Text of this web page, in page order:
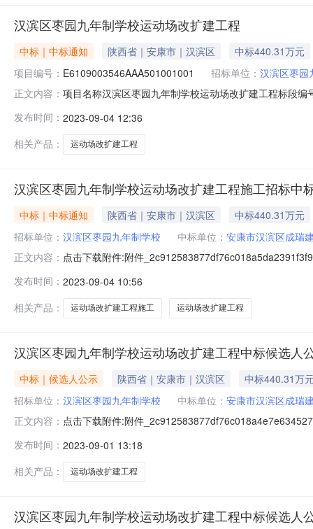
汉滨区枣园九年制学校运动场改扩建工程
中标｜中标通知 陕西省｜安康市｜汉滨区
中标440.31万元
项目编号： E6109003546AAA501001001 招标单位： 汉滨区枣园
正文内容： 项目名称汉滨区枣园九年制学校运动场改扩建工程标段
（元）中标单位安康市汉滨区成瑞建筑工程有限责任公
发布时间： 2023-09-04 12:36
相关产品：
运动场改扩建工程
汉滨区枣园九年制学校运动场改扩建工程施工招标中
中标｜中标通知 陕西省｜安康市｜汉滨区
中标440.31万元
招标单位： 汉滨区枣园九年制学校 中标单位： 安康市汉滨区成瑞
正文内容： 点击下载附件:附件
三、监督部门本招标项目的监督部门为汉滨区招投标服
发布时间： 2023-09-04 10:56
相关产品：
运动场改扩建工程施工 运动场改扩建工程
汉滨区枣园九年制学校运动场改扩建工程中标候选人
中标｜候选人公示 陕西省｜安康市｜汉滨区
中标440.31万
招标单位： 汉滨区枣园九年制学校 中标单位： 安康市汉滨区成瑞
正文内容： 点击下载附件:附件
程有限责任公司，投标报价：440.313672万元，质量：
发布时间： 2023-09-01 13:18
相关产品：
运动场改扩建工程
汉滨区枣园九年制学校运动场改扩建工程中标候选人